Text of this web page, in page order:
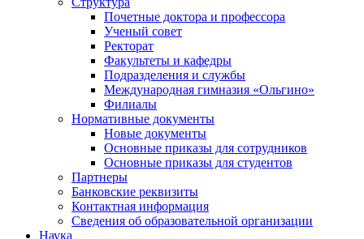
Почетные доктора и профессора
Ученый совет
Ректорат
Факультеты и кафедры
Подразделения и службы
Международная гимназия «Ольгино»
Филиалы
Нормативные документы
Новые документы
Основные приказы для сотрудников
Основные приказы для студентов
Партнеры
Банковские реквизиты
Контактная информация
Сведения об образовательной организации
Наука